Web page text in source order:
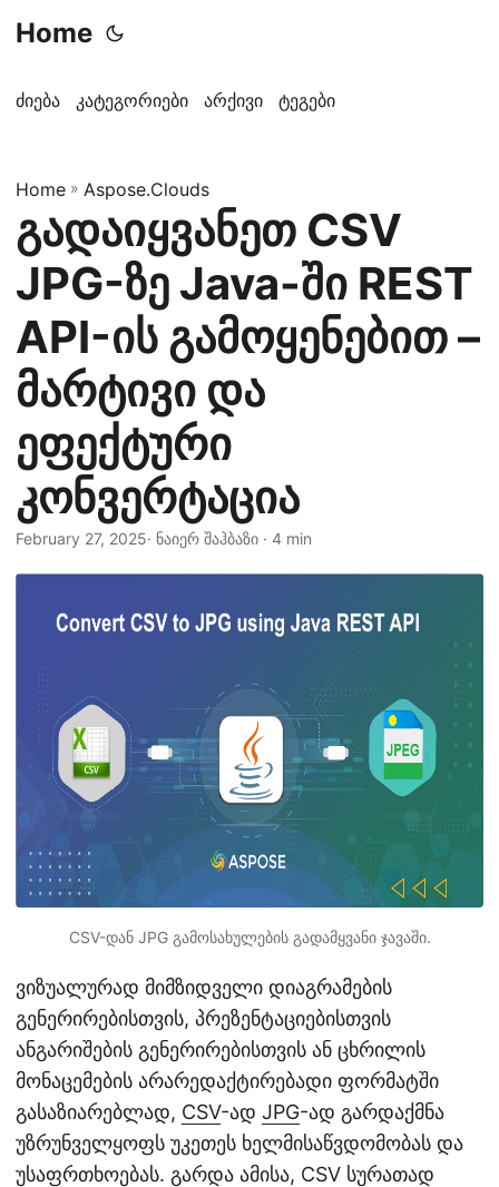
Home
ძიება კატეგორიები არქივი ტეგები
Home » Aspose.Clouds
გადაიყვანეთ CSV
JPG-ზე Java-ში REST
API-ის გამოყენებით –
მარტივი და
ეფექტური
კონვერტაცია
February 27, 2025· ნაიერ შაჰბაზი · 4 min
CSV-დან JPG გამოსახულების გადამყვანი ჯავაში.
ვიზუალურად მიმზიდველი დიაგრამების
გენერირებისთვის, პრეზენტაციებისთვის
ანგარიშების გენერირებისთვის ან ცხრილის
მონაცემების არარედაქტირებადი ფორმატში
გასაზიარებლად, CSV-ად JPG-ად გარდაქმნა
უზრუნველყოფს უკეთეს ხელმისაწვდომობას და
უსაფრთხოებას. გარდა ამისა, CSV სურათად